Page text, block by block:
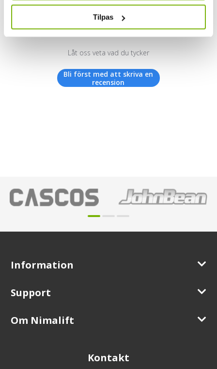
Tilpas
Vi letar efter stjärnor!
Låt oss veta vad du tycker
Bli först med att skriva en
recension
Information
Support
Om Nimalift
Kontakt